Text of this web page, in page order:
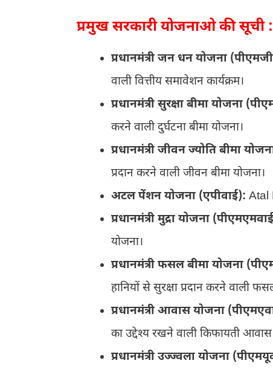
प्रमुख सरकारी योजनाओ की सूची :
प्रधानमंत्री जन धन योजना
वाली वित्तीय समावेशन कार्यक्रम।
प्रधानमंत्री सुरक्षा बीमा योजना
करने वाली दुर्घटना बीमा योजना।
प्रधानमंत्री जीवन ज्योति बीमा
प्रदान करने वाली जीवन बीमा योजना।
अटल पेंशन योजना (एपीवाई): Atal
प्रधानमंत्री मुद्रा योजना
योजना।
प्रधानमंत्री फसल बीमा योजना
हानियों से सुरक्षा प्रदान करने वाली
प्रधानमंत्री आवास योजना
का उद्देश्य रखने वाली किफायती आवास
प्रधानमंत्री उज्ज्वला योजना